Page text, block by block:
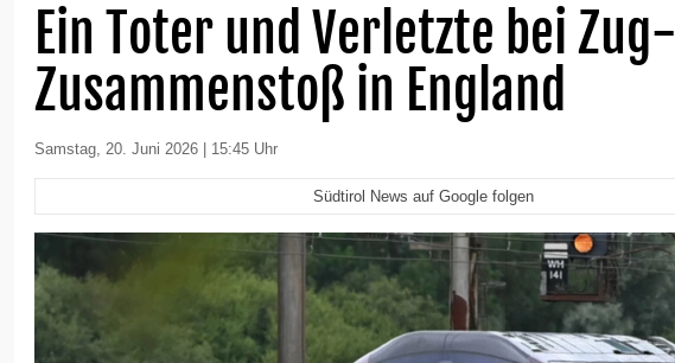
Ein Toter und Verletzte bei Zug-
Zusammenstoß in England
Samstag, 20. Juni 2026 | 15:45 Uhr
Südtirol News auf Google folgen